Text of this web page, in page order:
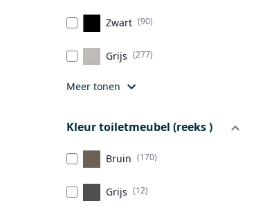
Zwart (90)
Grijs (277)
Meer tonen
Kleur toiletmeubel (reeks )
Bruin (170)
Grijs (12)